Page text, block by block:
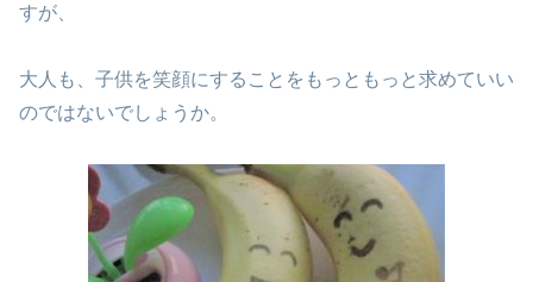
すが、
大人も、子供を笑顔にすることをもっともっと求めていい
のではないでしょうか。